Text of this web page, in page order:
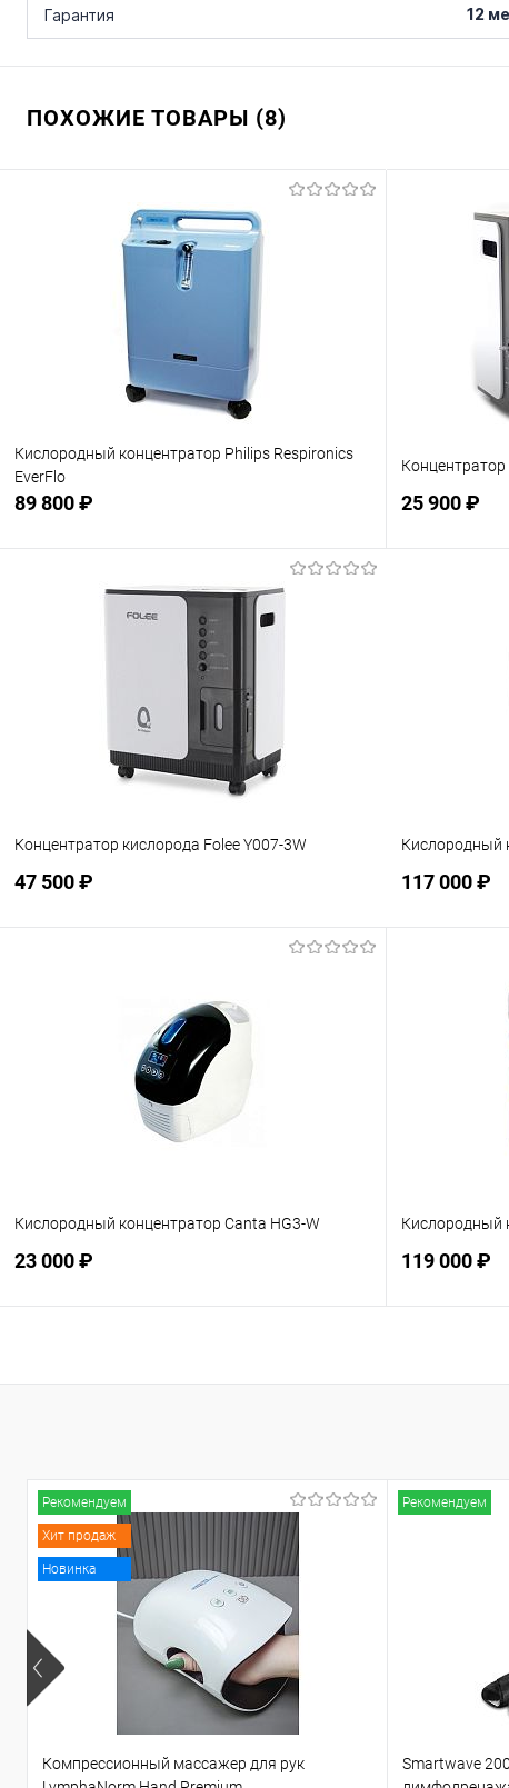
Гарантия 12
ПОХОЖИЕ ТОВАРЫ (8)
Кислородный концентратор Philips Respironics
EverFlo
89 800 ₽
Подписаться
Концентратор
25 900 ₽
Концентратор кислорода Folee Y007-3W
47 500 ₽
Недоступно
Кислородный
117 000 ₽
Кислородный концентратор Canta HG3-W
23 000 ₽
Кислородный
119 000 ₽
Рекомендуем
Хит продаж
Новинка
Компрессионный массажер для рук
Рекомендуем
Smartwave